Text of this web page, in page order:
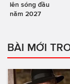
lên sóng đầu
năm 2027
BÀI MỚI